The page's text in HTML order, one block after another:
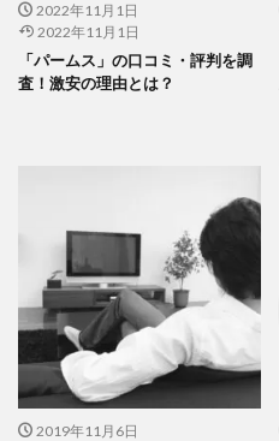
2022年11月1日
2022年11月1日
「パームス」の口コミ・評判を調
査！激安の理由とは？
2019年11月6日